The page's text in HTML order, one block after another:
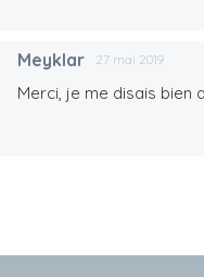
Meyklar 27 mai 2019
Merci, je me disais bien